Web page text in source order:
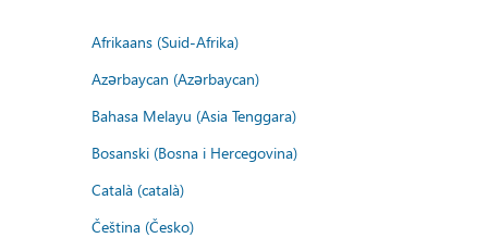
Afrikaans (Suid-Afrika)
Azərbaycan (Azərbaycan)
Bahasa Melayu (Asia Tenggara)
Bosanski (Bosna i Hercegovina)
Català (català)
Čeština (Česko)